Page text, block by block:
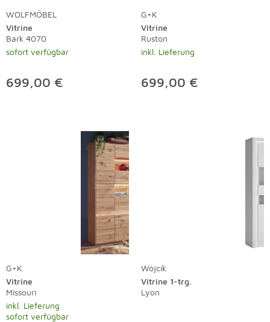
WOLFMÖBEL
Vitrine
Bark 4070
sofort verfügbar
699,00 €
G+K
Vitrine
Ruston
inkl. Lieferung
699,00 €
G+K
Vitrine
Missouri
inkl. Lieferung
sofort verfügbar
Wójcik
Vitrine 1-trg.
Lyon